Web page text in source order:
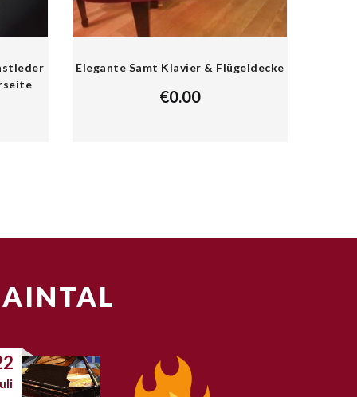
Elegante Samt Klavier & Flügeldecke
€0.00